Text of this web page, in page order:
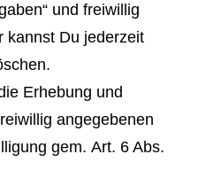
und freiwillig
kannst Du jederzeit
Erhebung und
angegebenen
gem. Art. 6 Abs.